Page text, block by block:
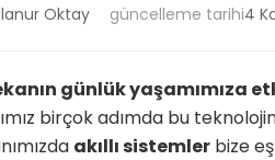
Oktay güncelleme tarihi4
günlük yaşamımıza
birçok adımda bu
akıllı sistemler bize